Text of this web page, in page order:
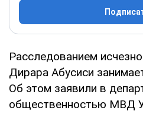
Расследованием
Дирара Абусиси
Об этом заявили в
общественностью МВД